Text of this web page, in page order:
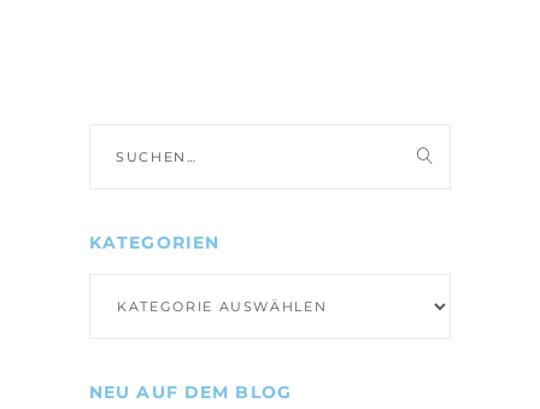
nach:
KATEGORIEN
NEU AUF DEM BLOG